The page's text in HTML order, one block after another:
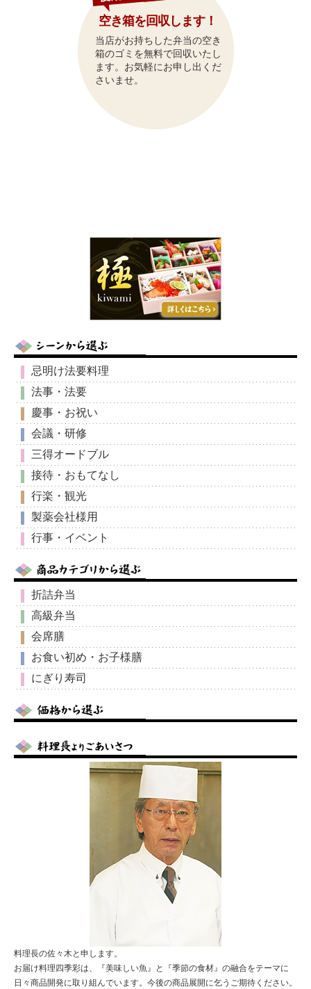
空き箱を回収します！
当店がお持ちした弁当の空き
箱のゴミを無料で回収いたし
ます。お気軽にお申し出くだ
さいませ。
忌明け法要料理
法事・法要
慶事・お祝い
会議・研修
三得オードブル
接待・おもてなし
行楽・観光
製薬会社様用
行事・イベント
折詰弁当
高級弁当
会席膳
お食い初め・お子様膳
にぎり寿司
料理長の佐々木と申します。
お届け料理四季彩は、『美味しい魚』と『季節の食材』の融合をテーマに
日々商品開発に取り組んでいます。今後の商品展開に乞うご期待ください。